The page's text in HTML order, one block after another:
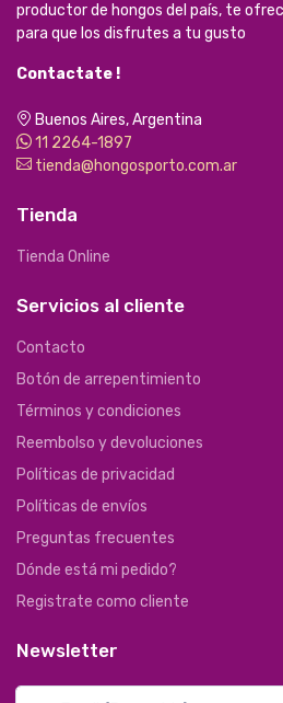
productor de hongos del país, te
para que los disfrutes a tu gusto
Contactate !
Buenos Aires, Argentina
11 2264-1897
tienda@hongosporto.com.ar
Tienda
Tienda Online
Servicios al cliente
Contacto
Botón de arrepentimiento
Términos y condiciones
Reembolso y devoluciones
Políticas de privacidad
Políticas de envíos
Preguntas frecuentes
Dónde está mi pedido?
Registrate como cliente
Newsletter